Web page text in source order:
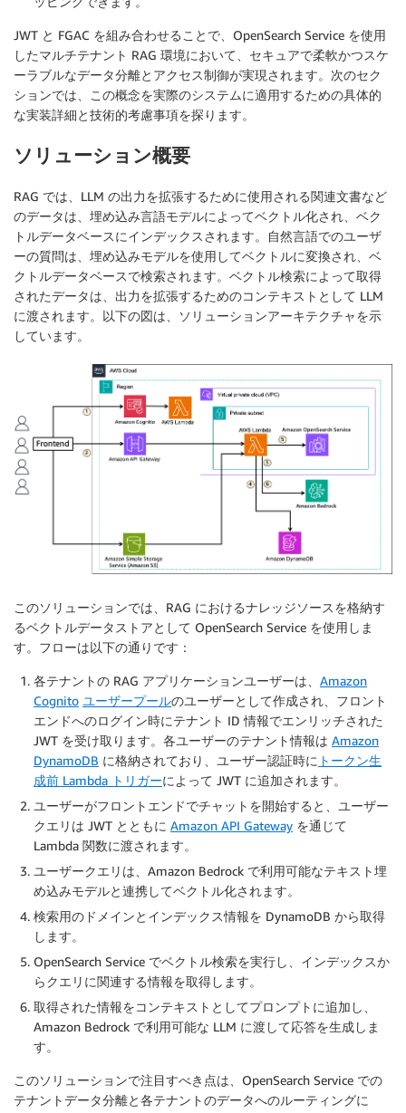
JWT と FGAC を組み合わせることで、OpenSearch Service を使用
したマルチテナント RAG 環境において、セキュアで柔軟かつスケ
ーラブルなデータ分離とアクセス制御が実現されます。次のセク
ションでは、この概念を実際のシステムに適用するための具体的
な実装詳細と技術的考慮事項を探ります。
ソリューション概要
RAG では、LLM の出力を拡張するために使用される関連文書など
のデータは、埋め込み言語モデルによってベクトル化され、ベク
トルデータベースにインデックスされます。自然言語でのユーザ
ーの質問は、埋め込みモデルを使用してベクトルに変換され、ベ
クトルデータベースで検索されます。ベクトル検索によって取得
されたデータは、出力を拡張するためのコンテキストとして LLM
に渡されます。以下の図は、ソリューションアーキテクチャを示
しています。
このソリューションでは、RAG におけるナレッジソースを格納す
るベクトルデータストアとして OpenSearch Service を使用しま
す。フローは以下の通りです：
各テナントの RAG アプリケーションユーザーは、 Amazon
Cognito ユーザープールのユーザーとして作成され、フロント
エンドへのログイン時にテナント ID 情報でエンリッチされた
JWT を受け取ります。各ユーザーのテナント情報は Amazon
DynamoDB に格納されており、ユーザー認証時に トークン生
成前 Lambda トリガーによって JWT に追加されます。
ユーザーがフロントエンドでチャットを開始すると、ユーザー
クエリは JWT とともに Amazon API Gateway を通じて
Lambda 関数に渡されます。
ユーザークエリは、Amazon Bedrock で利用可能なテキスト埋
め込みモデルと連携してベクトル化されます。
検索用のドメインとインデックス情報を DynamoDB から取得
します。
OpenSearch Service でベクトル検索を実行し、インデックスか
らクエリに関連する情報を取得します。
取得された情報をコンテキストとしてプロンプトに追加し、
Amazon Bedrock で利用可能な LLM に渡して応答を生成しま
す。
このソリューションで注目すべき点は、OpenSearch Service での
テナントデータ分離と各テナントのデータへのルーティングに